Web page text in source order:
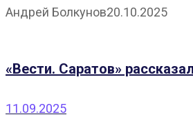
Андрей Болкунов20.10.2025
«Вести. Саратов»
11.09.2025